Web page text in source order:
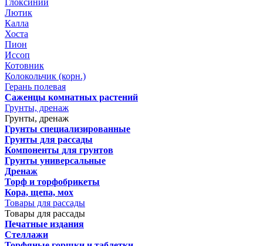
Глоксинии
Лютик
Калла
Хоста
Пион
Иссоп
Котовник
Колокольчик (корн.)
Герань полевая
Саженцы комнатных растений
Грунты, дренаж
Грунты, дренаж
Грунты специализированные
Грунты для рассады
Компоненты для грунтов
Грунты универсальные
Дренаж
Торф и торфобрикеты
Кора, щепа, мох
Товары для рассады
Товары для рассады
Печатные издания
Стеллажи